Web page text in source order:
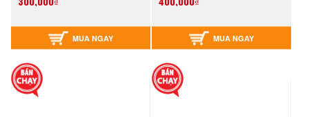
MUA NGAY MUA NGAY